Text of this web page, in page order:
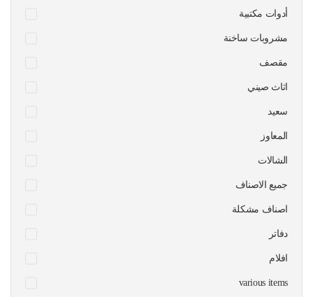
أدوات مكتبية
مشروبات ساخنة
مقصف
اثاث صيني
سعيد
المعاوز
الشالات
جميع الاصناف
اصناف مشكلة
دفاتر
افلام
various items